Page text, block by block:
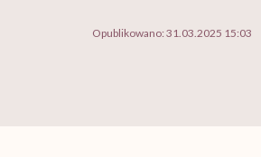
Opublikowano: 31.03.2025 15:03